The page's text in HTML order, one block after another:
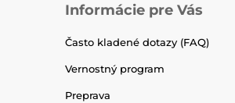
Informácie pre Vás
Často kladené dotazy (FAQ)
Vernostný program
Preprava